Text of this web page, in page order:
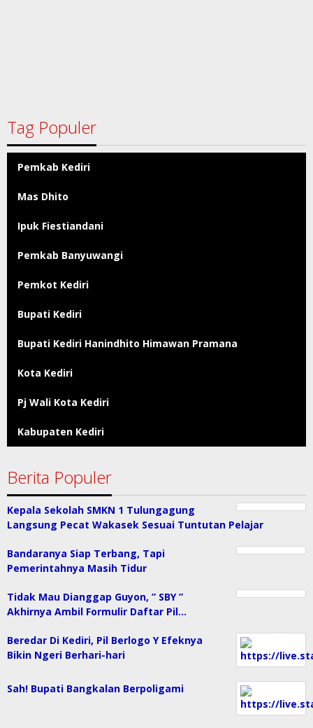
Tag Populer
Pemkab Kediri
Mas Dhito
Ipuk Fiestiandani
Pemkab Banyuwangi
Pemkot Kediri
Bupati Kediri
Bupati Kediri Hanindhito Himawan Pramana
Kota Kediri
Pj Wali Kota Kediri
Kabupaten Kediri
Berita Populer
Kepala Sekolah SMKN 1 Tulungagung
Langsung Pecat Wakasek Sesuai Tuntutan Pelajar
Bandaranya Siap Terbang, Tapi
Pemerintahnya Masih Tidur
Tidak Mau Dianggap Guyon, ” SBY ”
Akhirnya Ambil Formulir Daftar Pil…
Beredar Di Kediri, Pil Berlogo Y Efeknya
Bikin Ngeri Berhari-hari
Sah! Bupati Bangkalan Berpoligami